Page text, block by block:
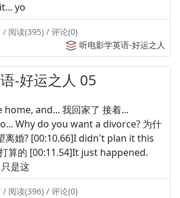
yo
阅读(395) / 评论(0)
听电影学英语-好运之人
-好运之人 05
home, and... 我回家了 接着...
Why do you want a divorce? 为什
离婚? [00:10.66]I didn't plan it this
算的 [00:11.54]It just happened.
是这
阅读(396) / 评论(0)